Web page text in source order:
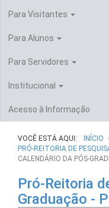
Para Visitantes
Para Alunos
Para Servidores
Institucional
Acesso à Informação
VOCÊ ESTÁ AQUI:
INÍCIO
PRÓ-REITORIA DE
CALENDÁRIO DA PÓS-
Pró-Reitoria
Graduação -